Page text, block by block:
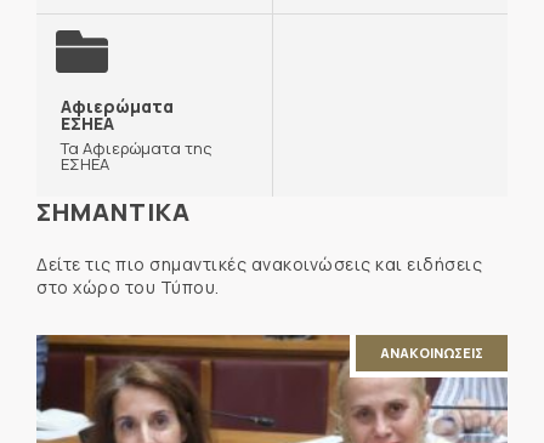
Αφιερώματα
ΕΣΗΕΑ
Τα Αφιερώματα της
ΕΣΗΕΑ
ΣΗΜΑΝΤΙΚΑ
Δείτε τις πιο σημαντικές ανακοινώσεις και ειδήσεις
στο χώρο του Τύπου.
ΑΝΑΚΟΙΝΩΣΕΙΣ